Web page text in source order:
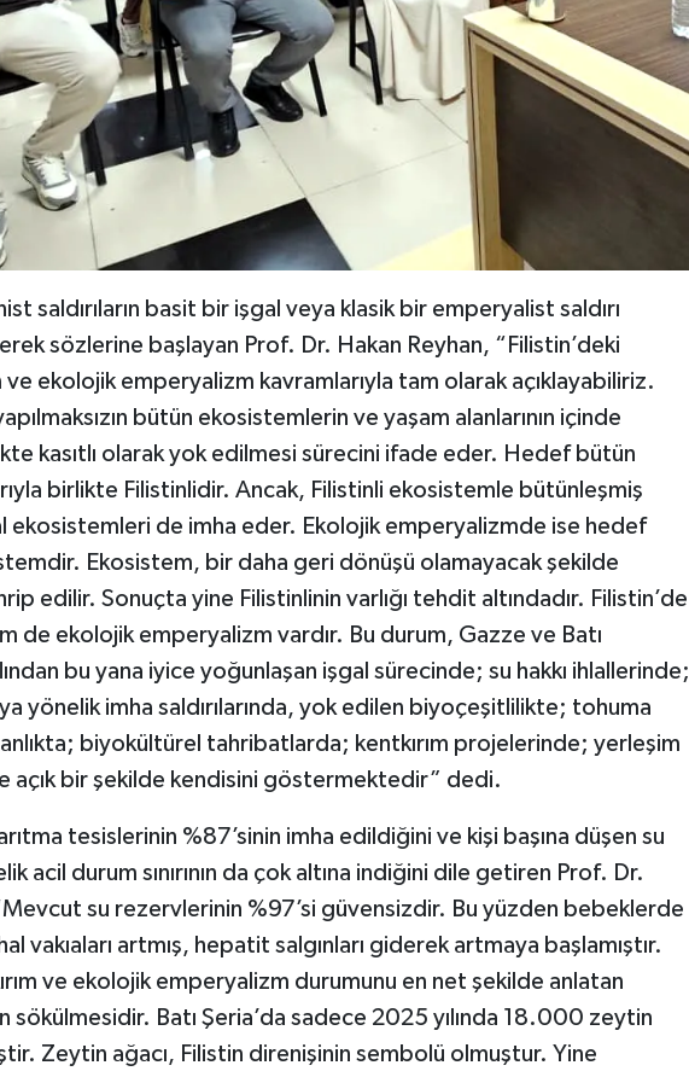
saldırıların basit bir işgal veya klasik bir emperyalist saldırı
sözlerine başlayan Prof. Dr. Hakan Reyhan, “Filistin’deki
ve ekolojik emperyalizm kavramlarıyla tam olarak açıklayabiliriz.
bütün ekosistemlerin ve yaşam alanlarının içinde
kasıtlı olarak yok edilmesi sürecini ifade eder. Hedef bütün
birlikte Filistinlidir. Ancak, Filistinli ekosistemle bütünleşmiş
ekosistemleri de imha eder. Ekolojik emperyalizmde ise hedef
Ekosistem, bir daha geri dönüşü olamayacak şekilde
edilir. Sonuçta yine Filistinlinin varlığı tehdit altındadır. Filistin’de
de ekolojik emperyalizm vardır. Bu durum, Gazze ve Batı
bu yana iyice yoğunlaşan işgal sürecinde; su hakkı ihlallerinde;
yönelik imha saldırılarında, yok edilen biyoçeşitlilikte; tohuma
biyokültürel tahribatlarda; kentkırım projelerinde; yerleşim
açık bir şekilde kendisini göstermektedir” dedi.
tesislerinin %87’sinin imha edildiğini ve kişi başına düşen su
acil durum sınırının da çok altına indiğini dile getiren Prof. Dr.
su rezervlerinin %97’si güvensizdir. Bu yüzden bebeklerde
vakıaları artmış, hepatit salgınları giderek artmaya başlamıştır.
ve ekolojik emperyalizm durumunu en net şekilde anlatan
sökülmesidir. Batı Şeria’da sadece 2025 yılında 18.000 zeytin
Zeytin ağacı, Filistin direnişinin sembolü olmuştur. Yine